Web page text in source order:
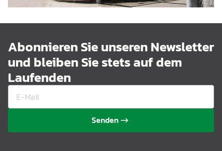
Abonnieren Sie unseren Newsletter
und bleiben Sie stets auf dem
Laufenden
Senden